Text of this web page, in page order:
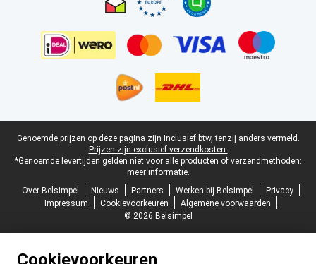
Juridische voettekst
Genoemde prijzen op deze pagina zijn inclusief btw, tenzij anders vermeld.
Prijzen zijn exclusief verzendkosten.
*Genoemde levertijden gelden niet voor alle producten of verzendmethoden:
meer informatie.
Over Belsimpel
Nieuws Partners Werken bij Belsimpel
Privacy
Impressum
Cookievoorkeuren
Algemene voorwaarden
© 2026 Belsimpel
Cookievoorkeuren